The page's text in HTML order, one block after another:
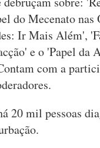
do Mecenato nas
Ir Mais Além',
e o 'Papel da
com a
20 mil pessoas